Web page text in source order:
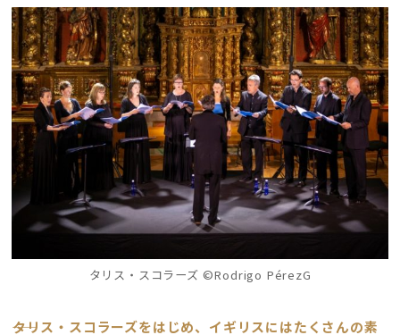
タリス・スコラーズ ©Rodrigo PérezG
――タリス・スコラーズをはじめ、イギリスにはたくさんの素